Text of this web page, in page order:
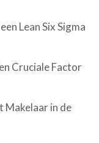
Lean Six Sigma
Cruciale Factor
Makelaar in de